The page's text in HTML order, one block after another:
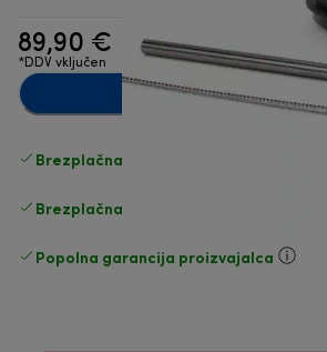
89,90 €
*DDV vključen
Dodaj v košarico
Brezplačna standardna dostava
Brezplačna vračila
Popolna garancija proizvajalca